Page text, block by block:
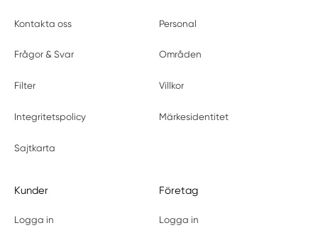
Kontakta oss Personal
Frågor & Svar Områden
Filter Villkor
Integritetspolicy Märkesidentitet
Sajtkarta
Kunder
Logga in
Företag
Logga in